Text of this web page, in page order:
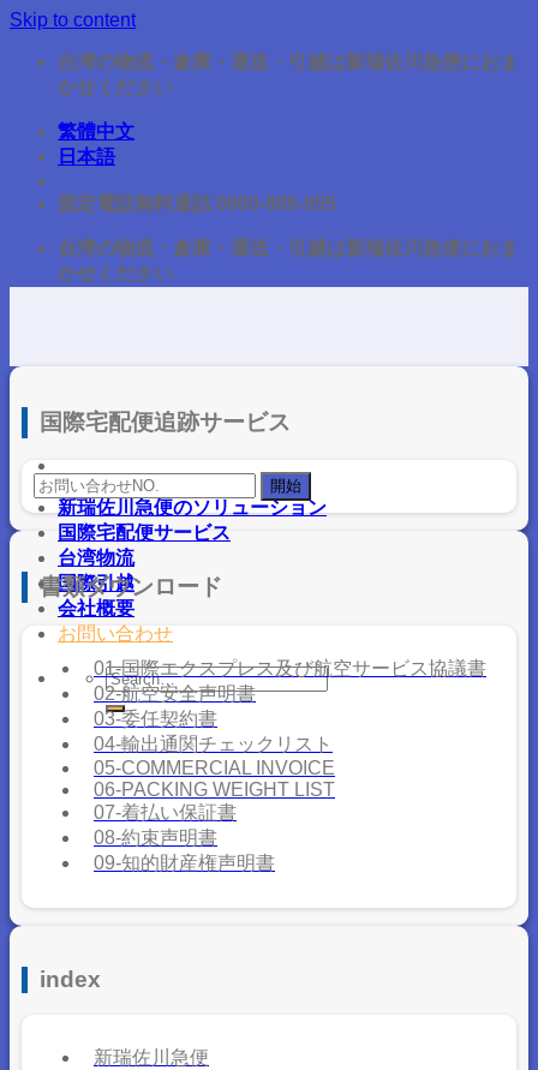
Skip to content
台湾の物流・倉庫・運送・引越は新瑞佐川急便におま
かせください
繁體中文
日本語
固定電話無料通話 0800-888-955
台湾の物流・倉庫・運送・引越は新瑞佐川急便におま
かせください
新瑞佐川急便のソリューション
国際宅配便サービス
台湾物流
国際引越
会社概要
お問い合わせ
国際宅配便追跡サービス
書類ダウンロード
01-国際エクスプレス及び航空サービス協議書
02-航空安全声明書
03-委任契約書
04-輸出通関チェックリスト
05-COMMERCIAL INVOICE
06-PACKING WEIGHT LIST
07-着払い保証書
08-約束声明書
09-知的財産権声明書
index
新瑞佐川急便